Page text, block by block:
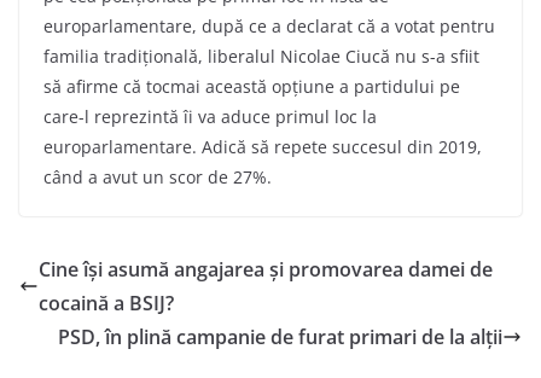
europarlamentare, după ce a declarat că a votat pentru
familia tradițională, liberalul Nicolae Ciucă nu s-a sfiit
să afirme că tocmai această opțiune a partidului pe
care-l reprezintă îi va aduce primul loc la
europarlamentare. Adică să repete succesul din 2019,
când a avut un scor de 27%.
Cine își asumă angajarea și promovarea damei de
cocaină a BSIJ?
PSD, în plină campanie de furat primari de la alții